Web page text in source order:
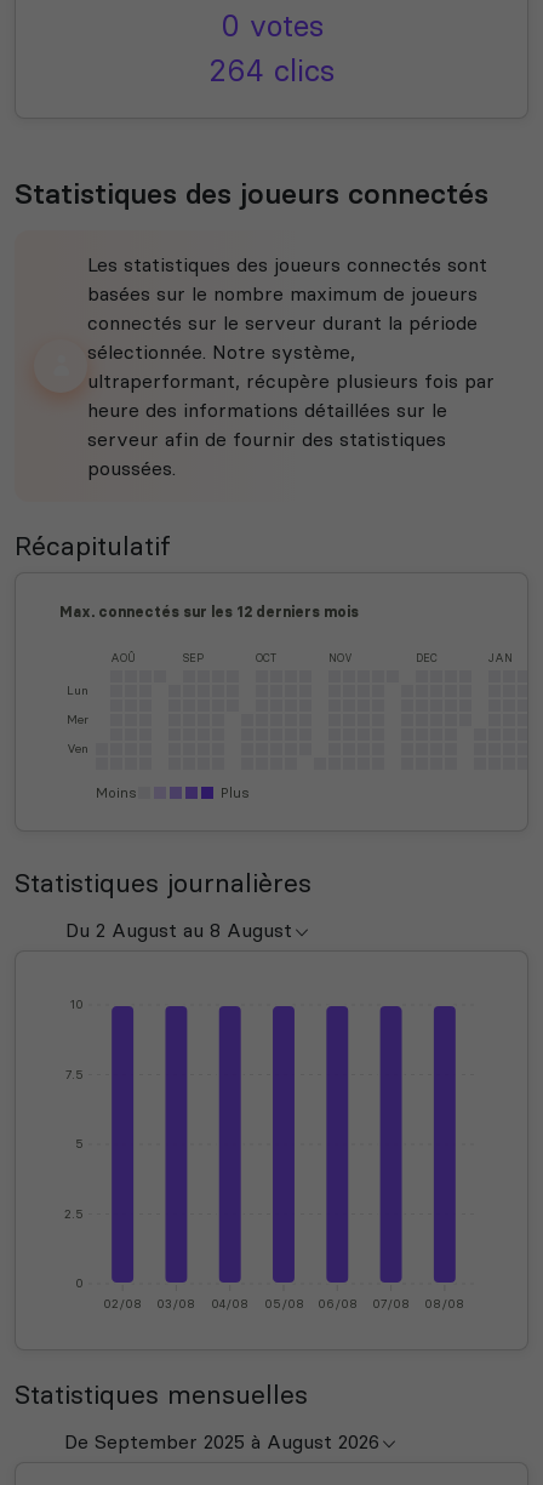
0 votes
264 clics
Statistiques des joueurs connectés
Les statistiques des joueurs connectés sont
basées sur le nombre maximum de joueurs
connectés sur le serveur durant la période
sélectionnée. Notre système,
ultraperformant, récupère plusieurs fois par
heure des informations détaillées sur le
serveur afin de fournir des statistiques
poussées.
Récapitulatif
Max. connectés sur les 12 derniers mois
Lun
Mer
Ven
AOÛ SEP OCT NOV DEC JAN
Moins Plus
Statistiques journalières
0
2.5
5
7.5
10
02/08 03/08 04/08 05/08 06/08 07/08 08/08
Statistiques mensuelles